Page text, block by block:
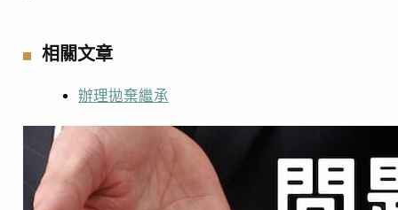
相關文章
辦理拋棄繼承